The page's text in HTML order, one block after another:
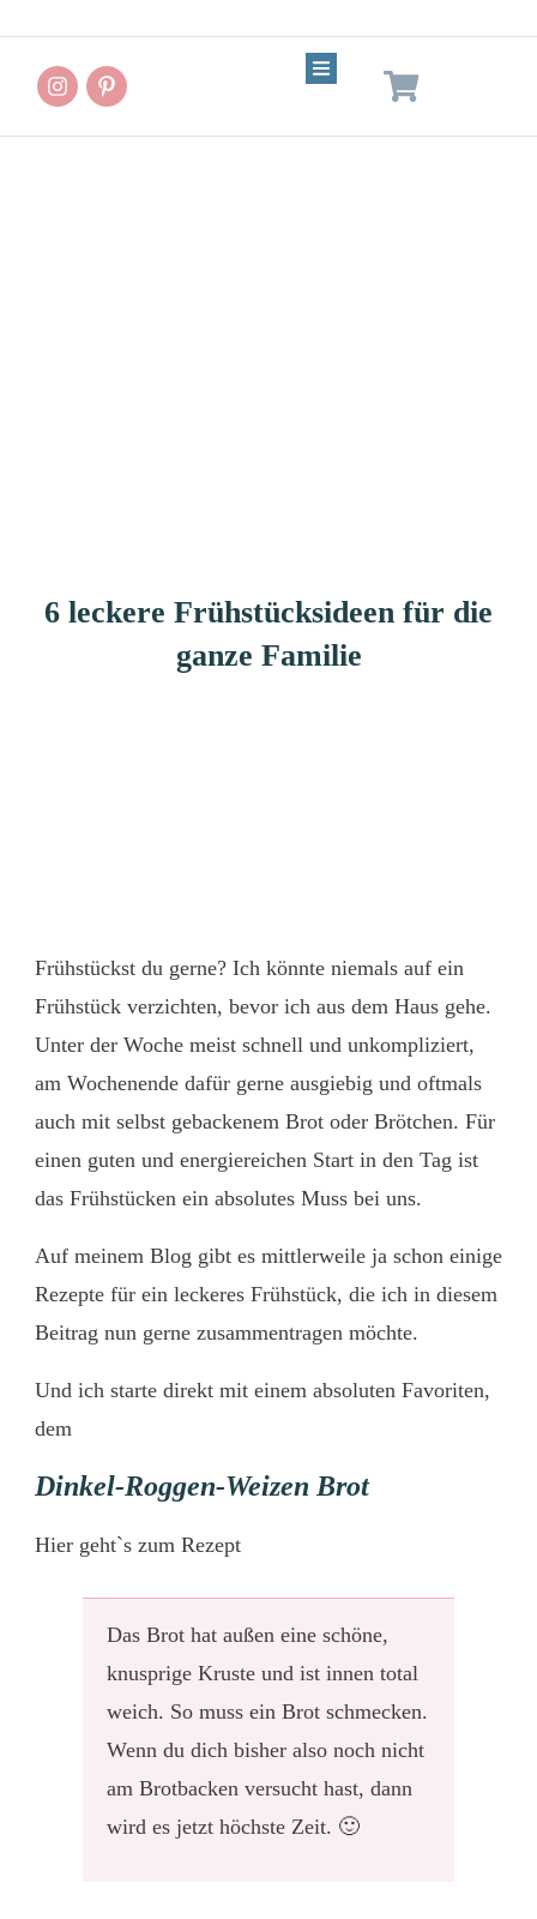
6 leckere Frühstücksideen für die
ganze Familie
Frühstückst du gerne? Ich könnte niemals auf ein
Frühstück verzichten, bevor ich aus dem Haus gehe.
Unter der Woche meist schnell und unkompliziert,
am Wochenende dafür gerne ausgiebig und oftmals
auch mit selbst gebackenem Brot oder Brötchen. Für
einen guten und energiereichen Start in den Tag ist
das Frühstücken ein absolutes Muss bei uns.
Auf meinem Blog gibt es mittlerweile ja schon einige
Rezepte für ein leckeres Frühstück, die ich in diesem
Beitrag nun gerne zusammentragen möchte.
Und ich starte direkt mit einem absoluten Favoriten,
dem
Dinkel-Roggen-Weizen Brot
Hier geht`s zum Rezept
Das Brot hat außen eine schöne,
knusprige Kruste und ist innen total
weich. So muss ein Brot schmecken.
Wenn du dich bisher also noch nicht
am Brotbacken versucht hast, dann
wird es jetzt höchste Zeit. 🙂